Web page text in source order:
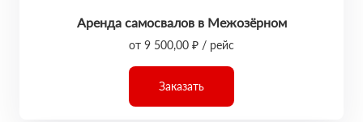
Аренда самосвалов в Межозёрном
от 9 500,00 ₽ / рейс
Заказать